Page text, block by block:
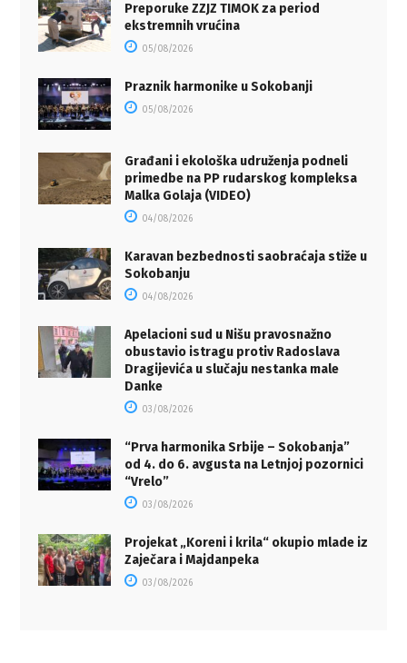
Preporuke ZZJZ TIMOK za period
ekstremnih vrućina
05/08/2026
Praznik harmonike u Sokobanji
05/08/2026
Građani i ekološka udruženja podneli
primedbe na PP rudarskog kompleksa
Malka Golaja (VIDEO)
04/08/2026
Karavan bezbednosti saobraćaja stiže u
Sokobanju
04/08/2026
Apelacioni sud u Nišu pravosnažno
obustavio istragu protiv Radoslava
Dragijevića u slučaju nestanka male
Danke
03/08/2026
“Prva harmonika Srbije – Sokobanja”
od 4. do 6. avgusta na Letnjoj pozornici
“Vrelo”
03/08/2026
Projekat „Koreni i krila“ okupio mlade iz
Zaječara i Majdanpeka
03/08/2026